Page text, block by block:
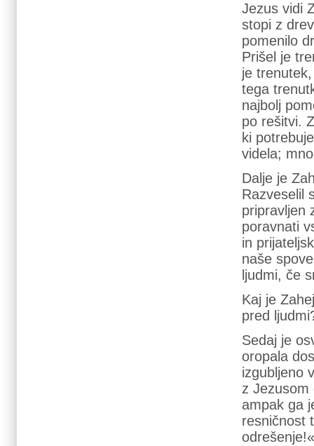
Jezus vidi
stopi z
pomenilo
Prišel je
je
tega
najbolj
po rešitvi.
ki
videla;
Dalje je
Razveselil
pripravljen
poravnati
in
naše
ljudmi, če
Kaj je
pred
Sedaj je
oropala
izgubljeno
z Jezusom
ampak ga
resničnost